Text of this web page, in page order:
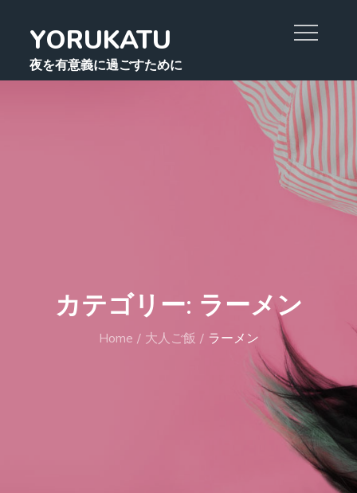
contentYORUKATU
夜を有意義に過ごすために
カテゴリー: ラーメン
Home 大人ご飯 ラーメン